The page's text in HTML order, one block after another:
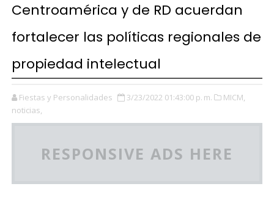
Centroamérica y de RD acuerdan
fortalecer las políticas regionales de
propiedad intelectual
Fiestas y Personalidades 3/23/2022 01:43:00 p. m.
MICM,
noticias,
RESPONSIVE ADS HERE